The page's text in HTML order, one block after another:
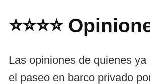
⭐⭐⭐⭐
Las opiniones de quienes
el paseo en barco privado